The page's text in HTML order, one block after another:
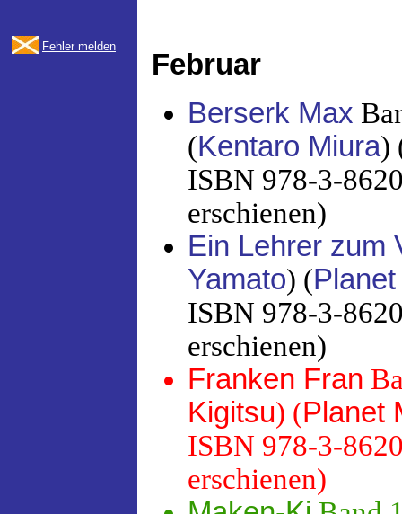
Fehler melden
Februar
Berserk Max
(Kentaro Miura)
ISBN 978-3-
erschienen)
Ein Lehrer zum
Yamato) (
ISBN 978-3-
erschienen)
Franken Fran
Kigitsu) (Planet
ISBN 978-3-
erschienen)